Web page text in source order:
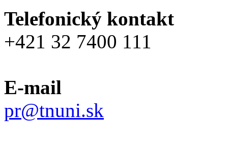
Telefonický kontakt
+421 32 7400 111
E-mail
pr@tnuni.sk